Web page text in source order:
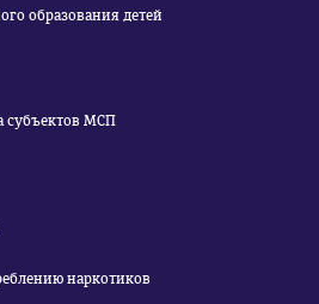
образования детей
субъектов МСП
наркотиков